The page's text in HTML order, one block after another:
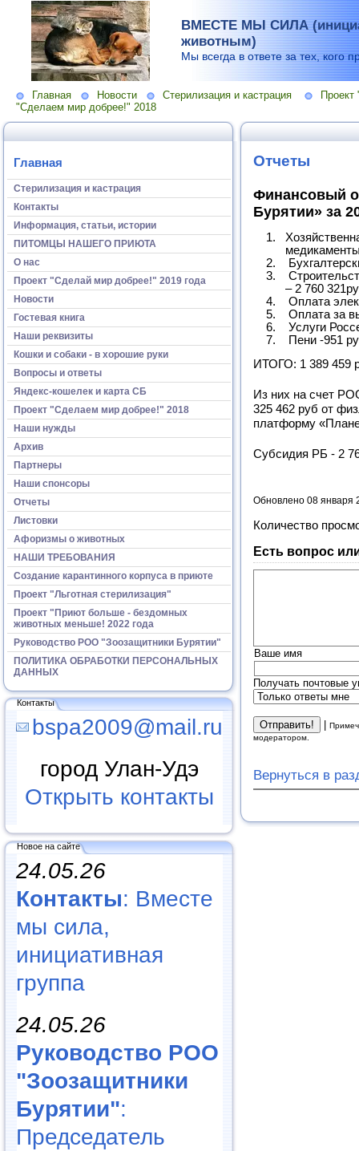
ВМЕСТЕ МЫ СИЛА
животным)
Мы всегда в ответе за тех, кого
Главная Новости Стерилизация и кастрация
"Сделаем мир добрее!" 2018
Главная
Стерилизация и кастрация
Контакты
Информация, статьи, истории
ПИТОМЦЫ НАШЕГО ПРИЮТА
О нас
Проект "Сделай мир добрее!" 2019 года
Новости
Гостевая книга
Наши реквизиты
Кошки и собаки - в хорошие руки
Вопросы и ответы
Яндекс-кошелек и карта СБ
Проект "Сделаем мир добрее!" 2018
Наши нужды
Архив
Партнеры
Наши спонсоры
Отчеты
Листовки
Афоризмы о животных
НАШИ ТРЕБОВАНИЯ
Создание карантинного корпуса в приюте
Проект "Льготная стерилизация"
Проект "Приют больше - бездомных
животных меньше! 2022 года
Руководство РОО "Зоозащитники Бурятии"
ПОЛИТИКА ОБРАБОТКИ ПЕРСОНАЛЬНЫХ
ДАННЫХ
Контакты
bspa2009@mail.ru
город Улан-Удэ
Открыть контакты
Новое на сайте
24.05.26
Контакты: Вместе
мы сила,
инициативная
группа
24.05.26
Руководство РОО
"Зоозащитники
Бурятии":
Председатель
Отчеты
Финансовый
Бурятии» за
– 2 760
Оплата
Оплата за
Услуги
Пени -951
ИТОГО: 1 389 459
Из них на счет
325 462 руб от
платформу
Субсидия РБ - 2
Обновлено 08 января
Количество
Есть вопрос
Ваше имя
Получать почтовые
|
модератором.
Вернуться в